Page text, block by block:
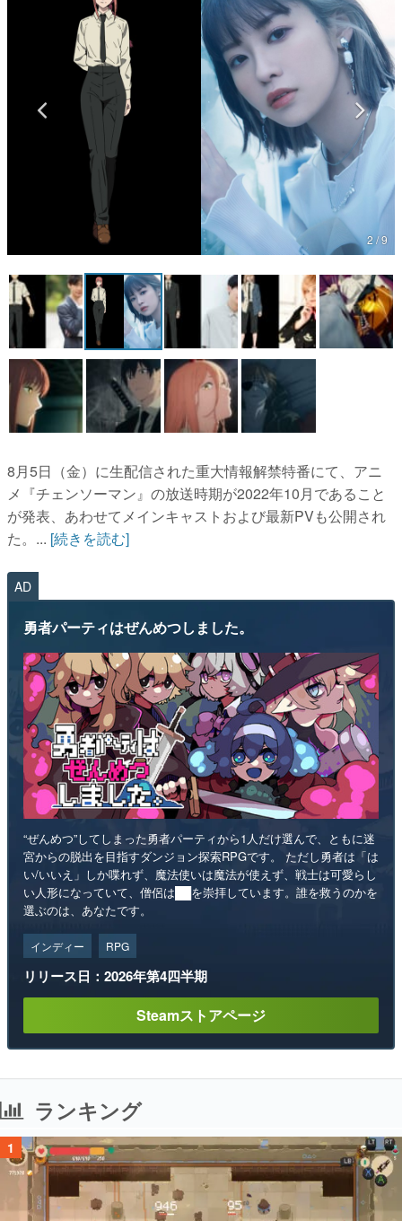
アプリレビュー
その他
電ファミニコゲーマーとは？
運営：株式会社マレ
2 / 9
8月5日（金）に生配信された重大情報解禁特番にて、アニ
メ『チェンソーマン』の放送時期が2022年10月であること
が発表、あわせてメインキャストおよび最新PVも公開され
た。... [続きを読む]
AD
勇者パーティはぜんめつしました。
“ぜんめつ”してしまった勇者パーティから1人だけ選んで、ともに迷
宮からの脱出を目指すダンジョン探索RPGです。 ただし勇者は「は
い/いいえ」しか喋れず、魔法使いは魔法が使えず、戦士は可愛らし
い人形になっていて、僧侶は██を崇拝しています。誰を救うのかを
選ぶのは、あなたです。
インディー RPG
リリース日：2026年第4四半期
Steamストアページ
ランキング
1